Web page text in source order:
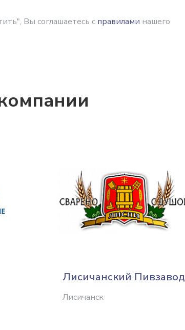
Вы соглашаетесь с правилами нашего
Лисичанский Пивзавод
Лисичанск